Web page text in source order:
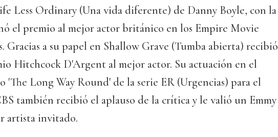
Less Ordinary (Una vida diferente) de Danny Boyle, con la
el premio al mejor actor británico en los Empire Movie
Gracias a su papel en Shallow Grave (Tumba abierta) recibió
Hitchcock D'Argent al mejor actor. Su actuación en el
'The Long Way Round' de la serie ER (Urgencias) para el
también recibió el aplauso de la crítica y le valió un Emmy
artista invitado.